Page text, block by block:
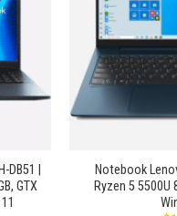
|
GTX
Notebook
Ryzen 5 5500U